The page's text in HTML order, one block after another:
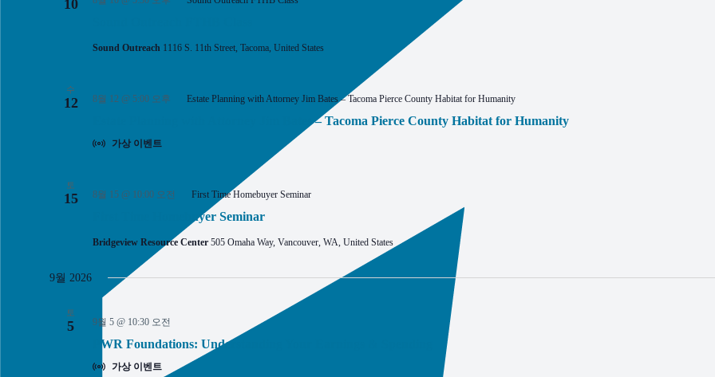
10
Sound Outreach 1116 S. 11th Street, Tacoma, United States
수
12
Estate Planning with Attorney Jim Bates – Tacoma Pierce County Habitat for Humanity
8월 12 @ 5:00 오후 Estate Planning with Attorney Jim Bates – Tacoma Pierce County Habitat for Humanity
가상 이벤트
토
15
First Time Homebuyer Seminar
8월 15 @ 10:00 오전 First Time Homebuyer Seminar
Bridgeview Resource Center 505 Omaha Way, Vancouver, WA, United States
9월 2026
토
5
PWR Foundations: Understanding Your Earnings & Spending
9월 5 @ 10:30 오전
가상 이벤트